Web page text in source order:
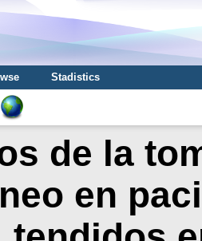
Stadistics
de la
en